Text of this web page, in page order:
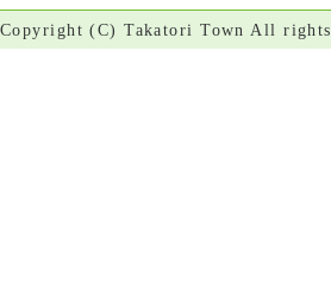
Copyright (C) Takatori Town All rights